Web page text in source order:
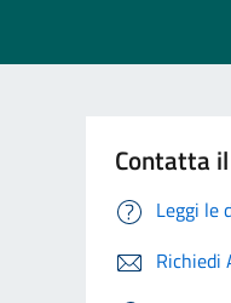
Contatta
Leggi le
Richiedi